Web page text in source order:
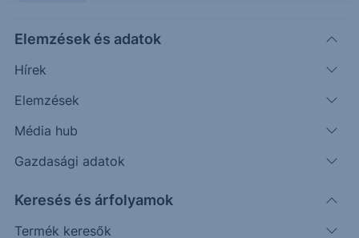
Elemzések és adatok
Hírek
Elemzések
Média hub
Gazdasági adatok
Keresés és árfolyamok
Termék keresők
az Nvidia Dél-Koreában
Jensen Huang, az Nvidia vezérigazgatója Dél-
Koreába látogatott, ahol az ország nagy